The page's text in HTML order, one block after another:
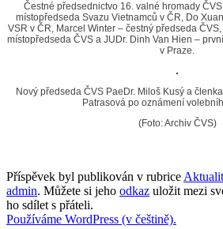
Čestné předsednictvo 16. valné hromady
místopředseda Svazu Vietnamců v ČR, Do
VSR v ČR, Marcel Winter – čestný předseda
místopředseda ČVS a JUDr. Dinh Van Hien –
v Praze.
Nový předseda ČVS PaeDr. Miloš Kusý a
Patrasová po oznámení
(Foto: Archiv ČVS)
Příspěvek byl publikován v rubrice
admin. Můžete si jeho odkaz uložit mezi
ho sdílet s přáteli.
Používáme WordPress (v češtině).